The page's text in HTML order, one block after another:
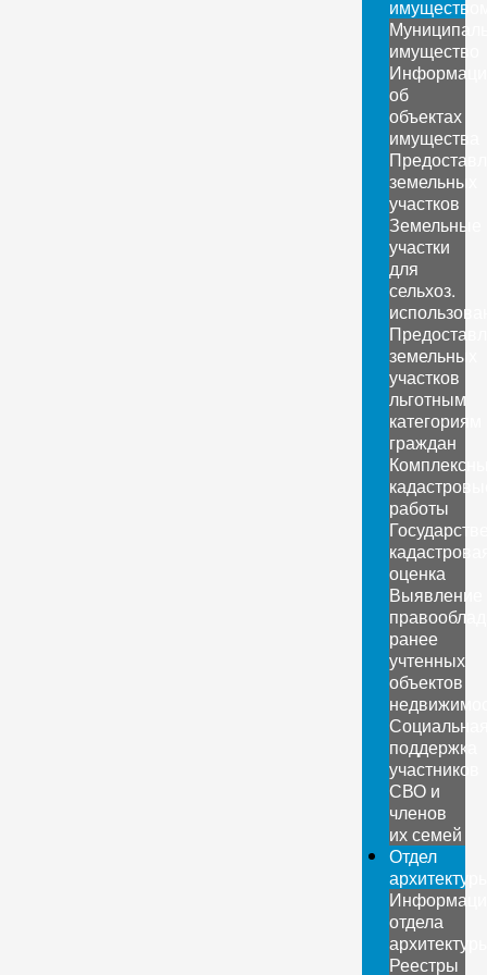
имущество
об
объектах
имущества
земельных
участков
Земельные
участки
для
сельхоз.
земельных
участков
льготным
категориям
граждан
работы
оценка
Выявление
ранее
учтенных
объектов
поддержка
участников
СВО и
членов
их семей
Отдел
отдела
Реестры